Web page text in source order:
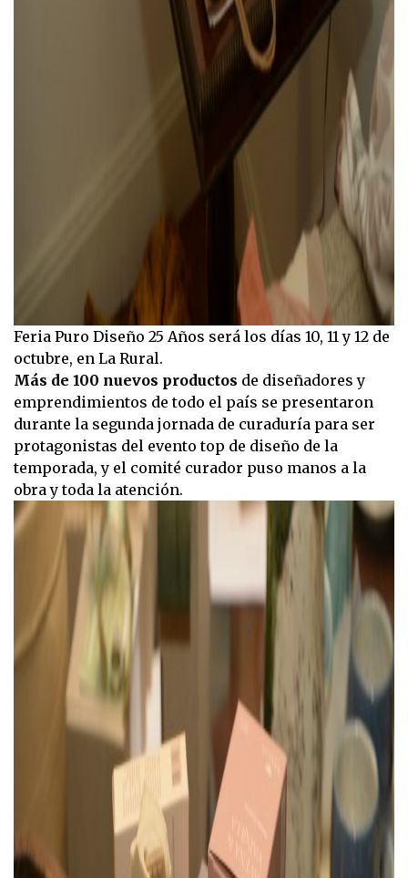
Feria Puro Diseño 25 Años será los días 10, 11 y 12 de
octubre, en La Rural.
Más de 100 nuevos productos de diseñadores y
emprendimientos de todo el país se presentaron
durante la segunda jornada de curaduría para ser
protagonistas del evento top de diseño de la
temporada, y el comité curador puso manos a la
obra y toda la atención.